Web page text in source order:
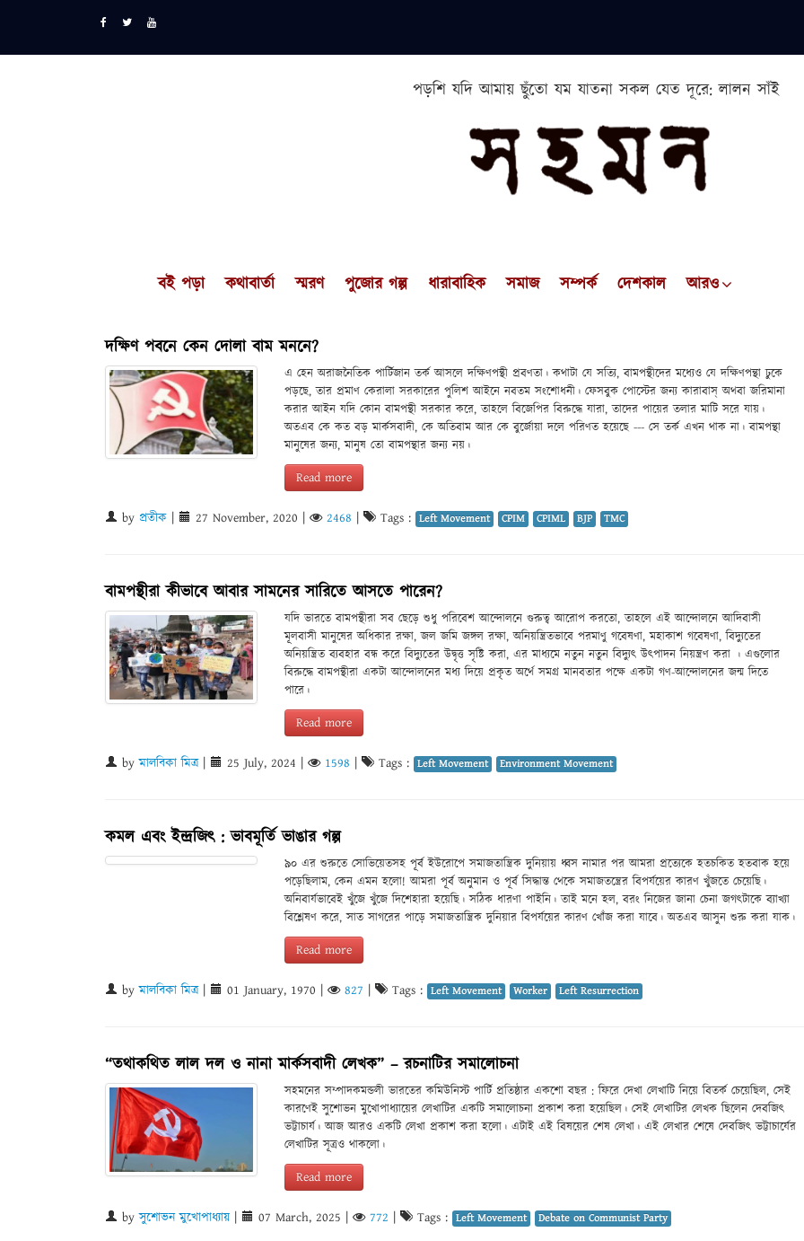
পড়শি যদি আমায় ছুঁতো যম যাতনা সকল যেত দূরে: লালন সাঁই
বই পড়া কথাবার্তা স্মরণ পুজোর গল্প ধারাবাহিক সমাজ সম্পর্ক দেশকাল আরও
দক্ষিণ পবনে কেন দোলা বাম মননে?
এ হেন অরাজনৈতিক পার্টিজান তর্ক আসলে দক্ষিণপন্থী প্রবণতা। কথাটা যে সত্যি, বামপন্থীদের মধ্যেও যে দক্ষিণপন্থা ঢুকে
পড়ছে, তার প্রমাণ কেরালা সরকারের পুলিশ আইনে নবতম সংশোধনী। ফেসবুক পোস্টের জন্য কারাবাস্ অথবা জরিমানা
করার আইন যদি কোন বামপন্থী সরকার করে, তাহলে বিজেপির বিরুদ্ধে যারা, তাদের পায়ের তলার মাটি সরে যায়।
অতএব কে কত বড় মার্কসবাদী, কে অতিবাম আর কে বুর্জোয়া দলে পরিণত হয়েছে --- সে তর্ক এখন থাক না। বামপন্থা
মানুষের জন্য, মানুষ তো বামপন্থার জন্য নয়।
Read more
by প্রতীক 27 November, 2020 2468 Tags : Left Movement CPIM CPIML BJP TMC
বামপন্থীরা কীভাবে আবার সামনের সারিতে আসতে পারেন?
যদি ভারতে বামপন্থীরা সব ছেড়ে শুধু পরিবেশ আন্দোলনে গুরুত্ব আরোপ করতো, তাহলে এই আন্দোলনে আদিবাসী
মূলবাসী মানুষের অধিকার রক্ষা, জল জমি জঙ্গল রক্ষা, অনিয়ন্ত্রিতভাবে পরমাণু গবেষণা, মহাকাশ গবেষণা, বিদ্যুতের
অনিয়ন্ত্রিত ব্যবহার বন্ধ করে বিদ্যুতের উদ্বৃত্ত সৃষ্টি করা, এর মাধ্যমে নতুন নতুন বিদ্যুৎ উৎপাদন নিয়ন্ত্রণ করা । এগুলোর
বিরুদ্ধে বামপন্থীরা একটা আন্দোলনের মধ্য দিয়ে প্রকৃত অর্থে সমগ্র মানবতার পক্ষে একটা গণ-আন্দোলনের জন্ম দিতে
পারে।
Read more
byমালবিকা মিত্র| 25 July, 2024 1598 Tags : Left Movement Environment Movement
কমল এবং ইন্দ্রজিৎ : ভাবমূর্তি ভাঙার গল্প
৯০ এর শুরুতে সোভিয়েতসহ পূর্ব ইউরোপে সমাজতান্ত্রিক দুনিয়ায় ধ্বস নামার পর আমরা প্রত্যেকে হতচকিত হতবাক হয়ে
পড়েছিলাম, কেন এমন হলো! আমরা পূর্ব অনুমান ও পূর্ব সিদ্ধান্ত থেকে সমাজতন্ত্রের বিপর্যয়ের কারণ খুঁজতে চেয়েছি।
অনিবার্যভাবেই খুঁজে খুঁজে দিশেহারা হয়েছি। সঠিক ধারণা পাইনি। তাই মনে হল, বরং নিজের জানা চেনা জগৎটাকে ব্যাখ্যা
বিশ্লেষণ করে, সাত সাগরের পাড়ে সমাজতান্ত্রিক দুনিয়ার বিপর্যয়ের কারণ খোঁজ করা যাবে। অতএব আসুন শুরু করা যাক।
Read more
byমালবিকা মিত্র| 01 January, 1970 827 Tags : Left Movement Worker Left Resurrection
“তথাকথিত লাল দল ও নানা মার্কসবাদী লেখক” – রচনাটির সমালোচনা
সহমনের সম্পাদকমন্ডলী ভারতের কমিউনিস্ট পার্টি প্রতিষ্ঠার একশো বছর : ফিরে দেখা লেখাটি নিয়ে বিতর্ক চেয়েছিল, সেই
কারণেই সুশোভন মুখোপাধ্যায়ের লেখাটির একটি সমালোচনা প্রকাশ করা হয়েছিল। সেই লেখাটির লেখক ছিলেন দেবজিৎ
ভট্টাচার্য। আজ আরও একটি লেখা প্রকাশ করা হলো। এটাই এই বিষয়ের শেষ লেখা। এই লেখার শেষে দেবজিৎ ভট্টাচার্যের
লেখাটির সূত্রও থাকলো।
Read more
byসুশোভন মুখোপাধ্যায় 07 March, 2025 772 Tags : Left Movement Debate on Communist Party